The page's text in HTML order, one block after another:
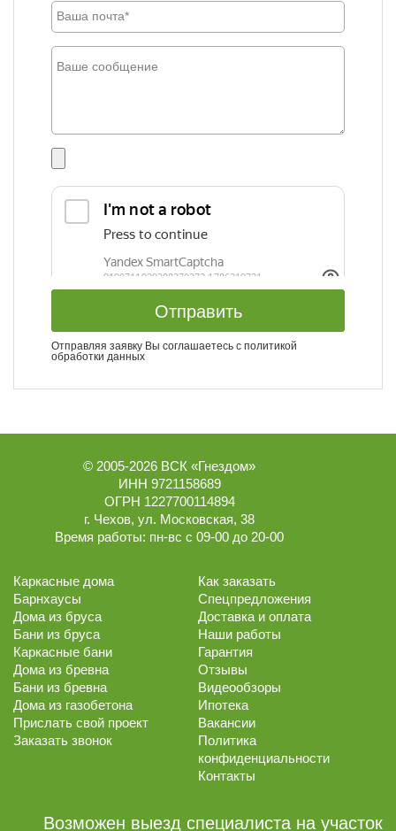
Отправить
Отправляя заявку Вы соглашаетесь с политикой
обработки данных
© 2005-2026 ВСК «Гнездом»
ИНН 9721158689
ОГРН 1227700114894
г. Чехов, ул. Московская, 38
Время работы: пн-вс с 09-00 до 20-00
Каркасные дома
Барнхаусы
Дома из бруса
Бани из бруса
Каркасные бани
Дома из бревна
Бани из бревна
Дома из газобетона
Прислать свой проект
Заказать звонок
Как заказать
Спецпредложения
Доставка и оплата
Наши работы
Гарантия
Отзывы
Видеообзоры
Ипотека
Вакансии
Политика
конфиденциальности
Контакты
Возможен выезд специалиста на участок